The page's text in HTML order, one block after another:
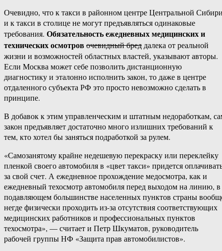
Очевидно, что к такси в районном центре Центральной
и к такси в столице не могут предъявляться одинаковые
требования. Обязательность ежедневных медицинских и
технических осмотров очевидный бреддалека от реальной
жизни и возможностей областных властей, указывают авторы.
Если Москва может себе позволить дистанционную
диагностику и эталонно исполнить закон, то даже в центре
отдаленного субъекта РФ это просто невозможно сделать в
принципе.
В добавок к этим управленческим и штатным недоработкам,
закон предъявляет достаточно много излишних требований к
тем, кто хотел бы заняться подработкой за рулем.
«Самозанятому крайне недешевую перекраску или переклейку
пленкой своего автомобиля в «цвет такси» придется
за свой счет. А ежедневное прохождение медосмотра, как и
ежедневный техосмотр автомобиля перед выходом на линию, в
подавляющем большинстве населенных пунктов страны
негде физически проходить из-за отсутствия соответствующих
медицинских работников и профессиональных пунктов
техосмотра», — считает и Петр Шкуматов, руководитель
рабочей группы НФ «Защита прав автомобилистов».